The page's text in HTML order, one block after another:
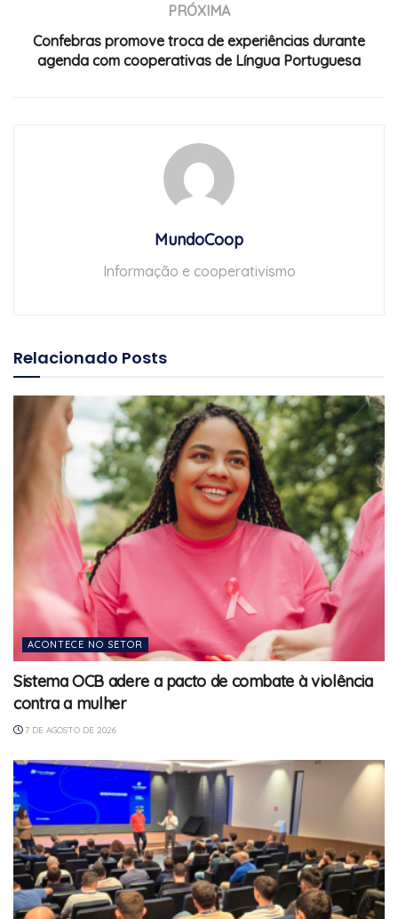
PRÓXIMA
Confebras promove troca de experiências durante
agenda com cooperativas de Língua Portuguesa
MundoCoop
Informação e cooperativismo
Relacionado Posts
ACONTECE NO SETOR
Sistema OCB adere a pacto de combate à violência
contra a mulher
7 DE AGOSTO DE 2026